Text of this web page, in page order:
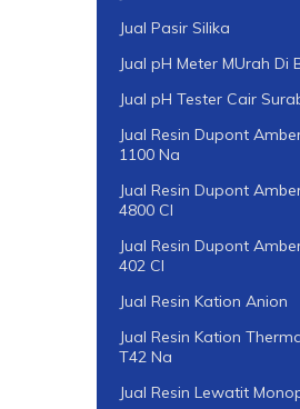
Jual Pasir Silika
Jual pH Meter MUrah Di
Jual pH Tester Cair
Jual Resin Dupont
1100 Na
Jual Resin Dupont
4800 Cl
Jual Resin Dupont
402 Cl
Jual Resin Kation Anion
Jual Resin Kation
T42 Na
Jual Resin Lewatit